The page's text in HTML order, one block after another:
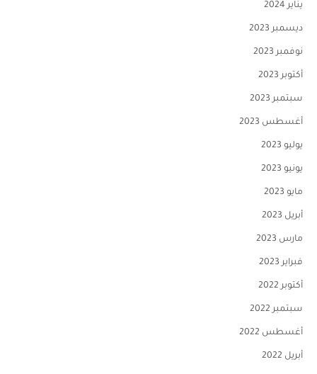
يناير 2024
ديسمبر 2023
نوفمبر 2023
أكتوبر 2023
سبتمبر 2023
أغسطس 2023
يوليو 2023
يونيو 2023
مايو 2023
أبريل 2023
مارس 2023
فبراير 2023
أكتوبر 2022
سبتمبر 2022
أغسطس 2022
أبريل 2022